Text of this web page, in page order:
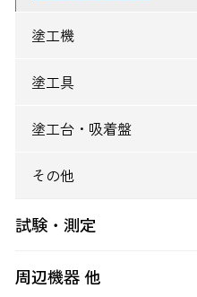
塗工機
塗工具
塗工台・吸着盤
その他
試験・測定
周辺機器 他